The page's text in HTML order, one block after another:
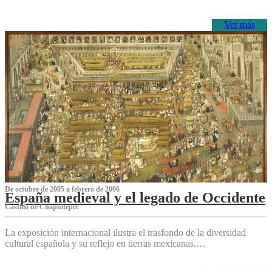
Ver más
De octubre de 2005 a febrero de 2006
España medieval y el legado de Occidente
Castillo de Chapultepec
La exposición internacional ilustra el trasfondo de la diversidad
cultural española y su reflejo en tierras mexicanas.…